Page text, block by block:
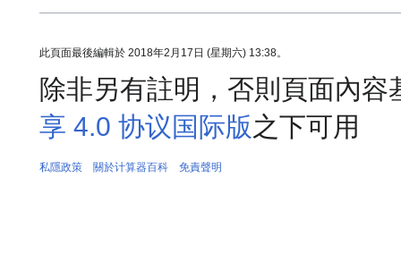
此頁面最後編輯於 2018年2月17日 (星期六) 13:38。
除非另有註明，否則頁面內容
享 4.0 协议国际版之下可用
私隱政策 關於计算器百科 免責聲明